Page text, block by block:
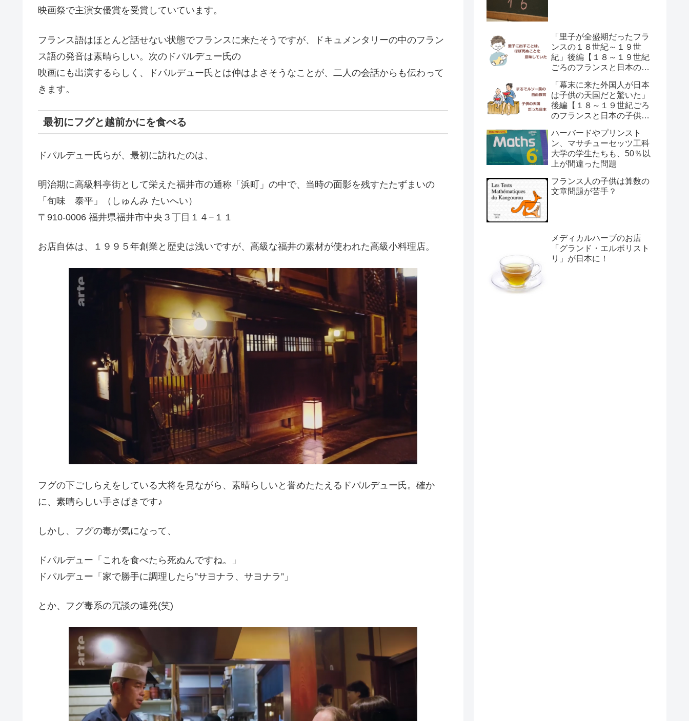
映画祭で主演女優賞を受賞していています。
フランス語はほとんど話せない状態でフランスに来たそうですが、ドキュメンタリーの中のフラン
ス語の発音は素晴らしい。次のドパルデュー氏の
映画にも出演するらしく、ドパルデュー氏とは仲はよさそうなことが、二人の会話からも伝わって
きます。
最初にフグと越前かにを食べる
ドパルデュー氏らが、最初に訪れたのは、
明治期に高級料亭街として栄えた福井市の通称「浜町」の中で、当時の面影を残すたたずまいの
「旬味 泰平」（しゅんみ たいへい）
〒910-0006 福井県福井市中央３丁目１４−１１
お店自体は、１９９５年創業と歴史は浅いですが、高級な福井の素材が使われた高級小料理店。
フグの下ごしらえをしている大将を見ながら、素晴らしいと誉めたたえるドパルデュー氏。確か
に、素晴らしい手さばきです♪
しかし、フグの毒が気になって、
ドパルデュー「これを食べたら死ぬんですね。」
ドパルデュー「家で勝手に調理したら”サヨナラ、サヨナラ”」
とか、フグ毒系の冗談の連発(笑)
「里子が全盛期だったフラ
ンスの１８世紀～１９世
紀」後編【１８～１９世紀
ごろのフランスと日本の子
「幕末に来た外国人が日本
は子供の天国だと驚いた」
後編【１８～１９世紀ごろ
のフランスと日本の子供の
ハーバードやプリンスト
ン、マサチューセッツ工科
大学の学生たちも、50％以
上が間違った問題
フランス人の子供は算数の
文章問題が苦手？
メディカルハーブのお店
「グランド・エルボリスト
リ」が日本に！